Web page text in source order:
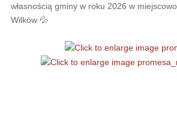
własnością gminy w roku 2026 w
Wilków 💦